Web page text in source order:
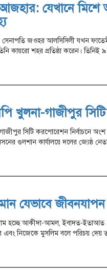
যেখানে মিশে
সেনাপতি জওহর আলসিসিলী যখন
কায়রো শহর প্রতিষ্ঠা করেন।
খুলনা-গাজীপুর সিটি
সিটি করপোরেশন নির্বাচনে অংশ
গুলশান কার্যালয়ে দলের জ্যেষ্ঠ
যেভাবে
হচ্ছে আকীদা-আমল, ইবাদত-
এবং নিজেকে মুসলিম বলে পরিচয় দেয়